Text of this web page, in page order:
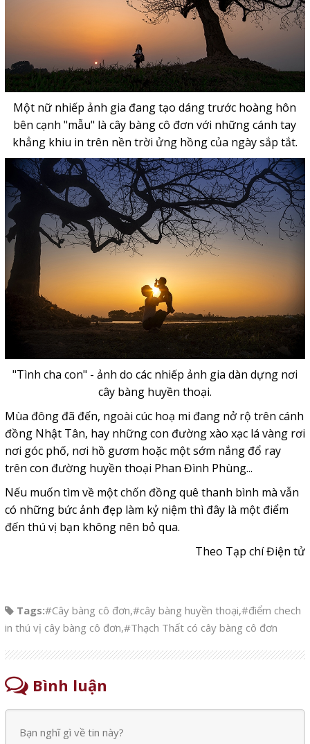
Một nữ nhiếp ảnh gia đang tạo dáng trước hoàng hôn
bên cạnh "mẫu" là cây bàng cô đơn với những cánh tay
khẳng khiu in trên nền trời ửng hồng của ngày sắp tắt.
"Tình cha con" - ảnh do các nhiếp ảnh gia dàn dựng nơi
cây bàng huyền thoại.
Mùa đông đã đến, ngoài cúc hoạ mi đang nở rộ trên cánh
đồng Nhật Tân, hay những con đường xào xạc lá vàng rơi
nơi góc phố, nơi hồ gươm hoặc một sớm nắng đổ ray
trên con đường huyền thoại Phan Đình Phùng...
Nếu muốn tìm về một chốn đồng quê thanh bình mà vẫn
có những bức ảnh đẹp làm kỷ niệm thì đây là một điểm
đến thú vị bạn không nên bỏ qua.
Theo Tạp chí Điện tử
Tags:#Cây bàng cô đơn,#cây bàng huyền thoại,#điểm chech
in thú vị cây bàng cô đơn,#Thạch Thất có cây bàng cô đơn
Bình luận